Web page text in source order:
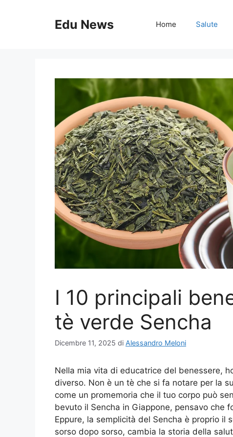
Edu News Home Salute
I 10 principali
tè verde Sencha
Dicembre 11, 2025 di Alessandro Meloni
Nella mia vita di educatrice del benessere,
diverso. Non è un tè che si fa notare per la
come un promemoria che il tuo corpo può
bevuto il Sencha in Giappone, pensavo che
Eppure, la semplicità del Sencha è proprio il
sorso dopo sorso, cambia la storia della